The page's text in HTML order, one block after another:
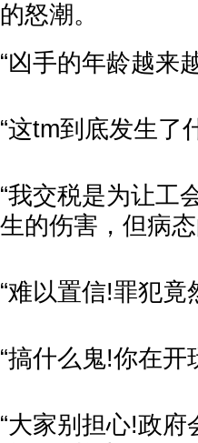
的怒潮。
“凶手的年龄越来
“这tm到底发生了
“我交税是为让工
生的伤害，但病
“难以置信!罪犯
“搞什么鬼!你在开
“大家别担心!政